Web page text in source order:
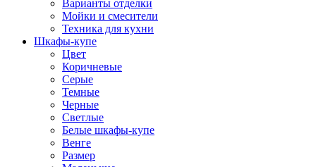
Варианты отделки
Мойки и смесители
Техника для кухни
Шкафы-купе
Цвет
Коричневые
Серые
Темные
Черные
Светлые
Белые шкафы-купе
Венге
Размер